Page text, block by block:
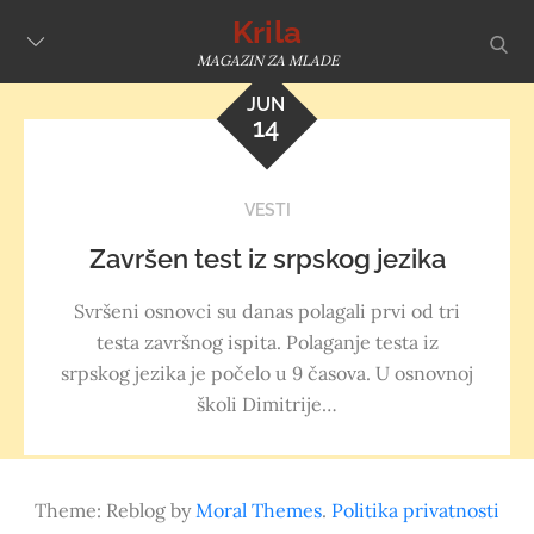
Krila
MAGAZIN ZA MLADE
JUN
14
VESTI
Završen test iz srpskog jezika
Svršeni osnovci su danas polagali prvi od tri
testa završnog ispita. Polaganje testa iz
srpskog jezika je počelo u 9 časova. U osnovnoj
školi Dimitrije…
Theme: Reblog byMoral Themes. Politika privatnosti